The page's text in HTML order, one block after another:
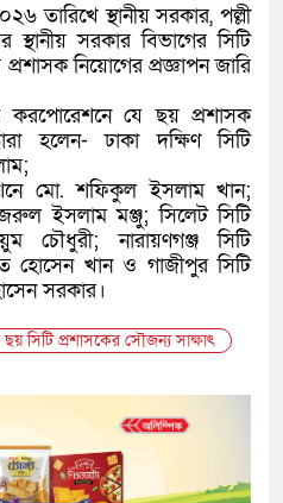
তারিখে স্থানীয় সরকার, পল্লী
স্থানীয় সরকার বিভাগের সিটি
নিয়োগের প্রজ্ঞাপন জারি
করপোরেশনে যে ছয় প্রশাসক
হলেন- ঢাকা দক্ষিণ সিটি
মো. শফিকুল ইসলাম খান;
ইসলাম মঞ্জু; সিলেট সিটি
চৌধুরী; নারায়ণগঞ্জ সিটি
হোসেন খান ও গাজীপুর সিটি
সরকার।
ছয় সিটি প্রশাসকের সৌজন্য সাক্ষাৎ